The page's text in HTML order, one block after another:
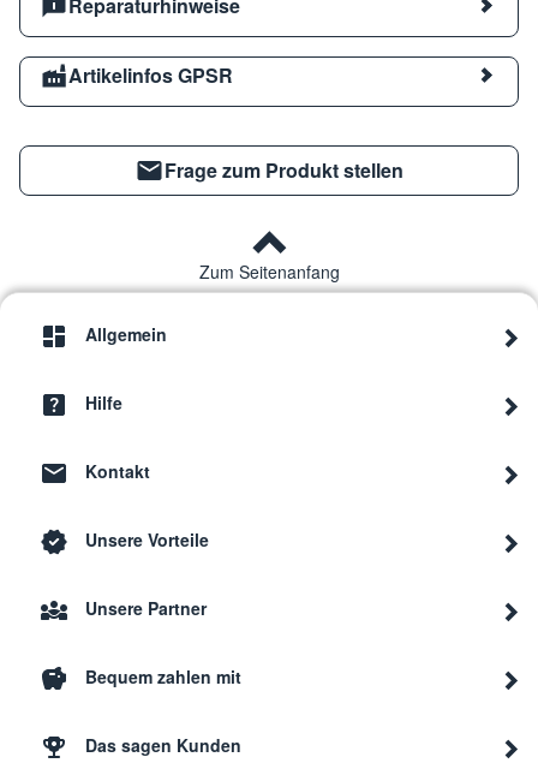
Artikelinfos GPSR
Frage zum Produkt stellen
Zum Seitenanfang
Allgemein
Hilfe
Kontakt
Unsere Vorteile
Unsere Partner
Bequem zahlen mit
Das sagen Kunden